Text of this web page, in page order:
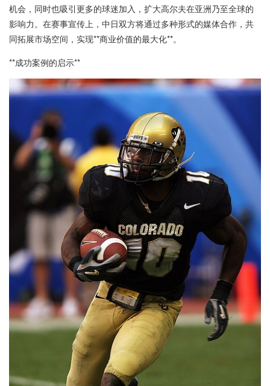
机会，同时也吸引更多的球迷加入，扩大高尔夫在亚洲乃至全球的
影响力。在赛事宣传上，中日双方将通过多种形式的媒体合作，共
同拓展市场空间，实现**商业价值的最大化**。
**成功案例的启示**